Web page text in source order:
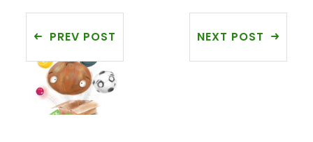
PREV POST NEXT POST